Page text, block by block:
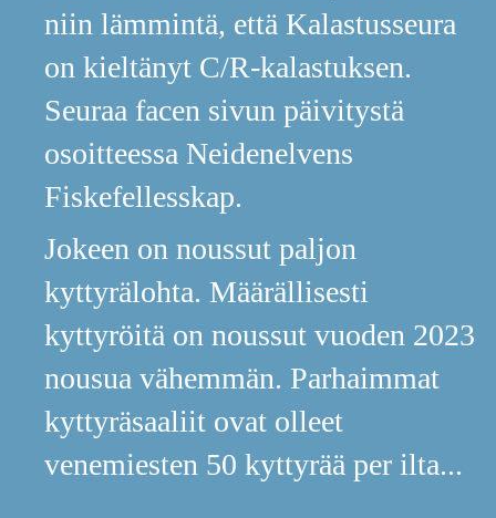
niin lämmintä, että Kalastusseura
on kieltänyt C/R-kalastuksen.
Seuraa facen sivun päivitystä
osoitteessa Neidenelvens
Fiskefellesskap.
Jokeen on noussut paljon
kyttyrälohta. Määrällisesti
kyttyröitä on noussut vuoden 2023
nousua vähemmän. Parhaimmat
kyttyräsaaliit ovat olleet
venemiesten 50 kyttyrää per ilta...